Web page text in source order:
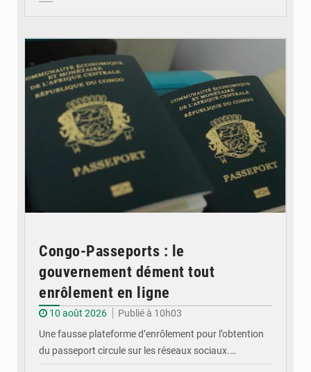
Congo-Passeports : le
gouvernement dément tout
enrôlement en ligne
10 août 2026
Publié à 10h03
Une fausse plateforme d’enrôlement pour l’obtention
du passeport circule sur les réseaux sociaux.…